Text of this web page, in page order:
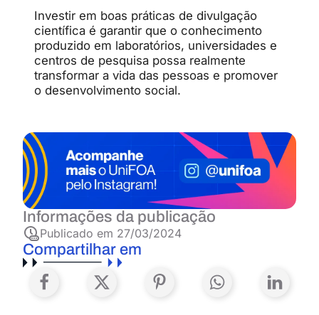
Investir em boas práticas de divulgação
científica é garantir que o conhecimento
produzido em laboratórios, universidades e
centros de pesquisa possa realmente
transformar a vida das pessoas e promover
o desenvolvimento social.
Informações da publicação
Publicado em 27/03/2024
Compartilhar em